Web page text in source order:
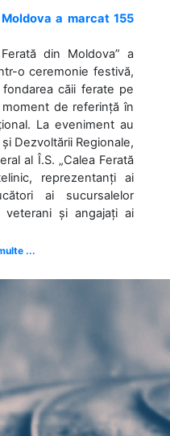
a marcat 155
din Moldova” a
o ceremonie festivă,
căii ferate pe
de referință în
La eveniment au
Dezvoltării Regionale,
al Î.S. „Calea Ferată
reprezentanți ai
ai sucursalelor
veterani și angajați ai
...